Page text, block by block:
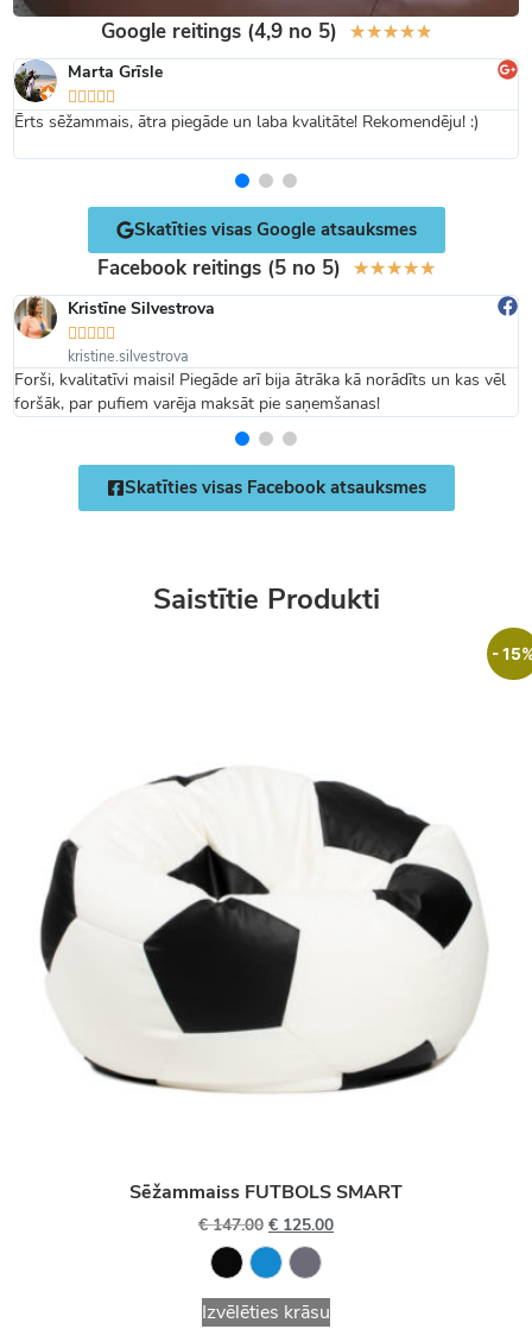
Google reitings (4,9 no 5) ★★★★★
Marta Grīsle
    
Ērts sēžammais, ātra piegāde un laba kvalitāte! Rekomendēju! :)
Skatīties visas Google atsauksmes
Facebook reitings (5 no 5) ★★★★★
Kristīne Silvestrova
    
kristine.silvestrova
Forši, kvalitatīvi maisi! Piegāde arī bija ātrāka kā norādīts un kas vēl
foršāk, par pufiem varēja maksāt pie saņemšanas!
Skatīties visas Facebook atsauksmes
Saistītie Produkti
-
Sēžammaiss FUTBOLS SMART
€147.00 € 125.00
Izvēlēties krāsu